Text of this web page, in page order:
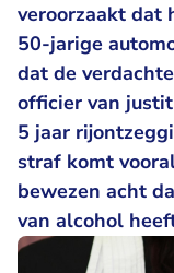
veroorzaakt dat
50-jarige
dat de
officier van
5 jaar
straf komt
bewezen acht
van alcohol